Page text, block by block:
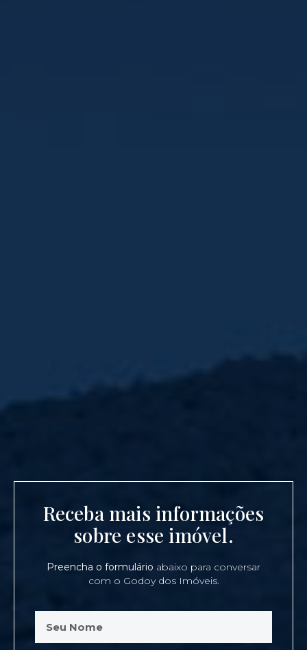
Receba mais informações
sobre esse imóvel.
Preencha o formulário abaixo para conversar
com o Godoy dos Imóveis.